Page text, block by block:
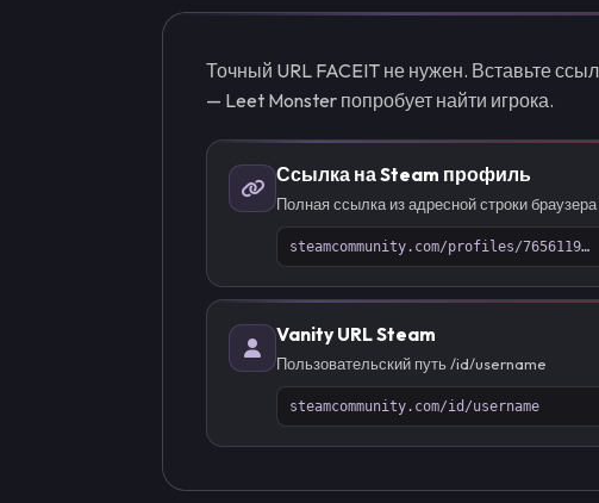
Точный URL FACEIT не нужен. Вставьте
— Leet Monster попробует найти игрока.
Ссылка на Steam профиль
Полная ссылка из адресной строки браузера
steamcommunity.com/profiles/7656119…
Vanity URL Steam
Пользовательский путь /id/username
steamcommunity.com/id/username